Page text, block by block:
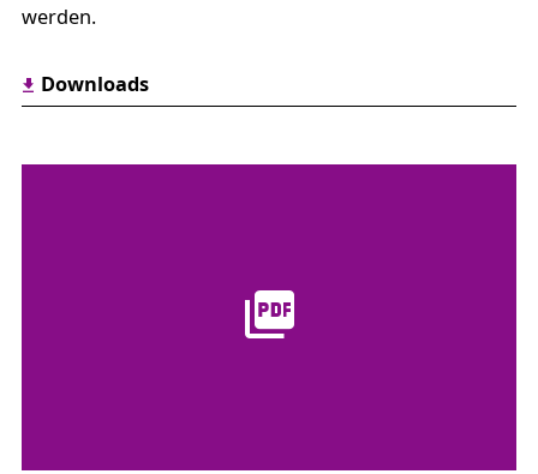
werden.
Downloads